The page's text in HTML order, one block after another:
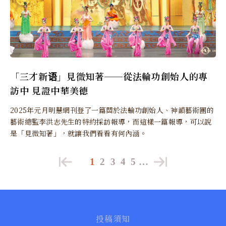
「三才新语」見微知著──從法輪功創始人的專
訪中 見證中華美德
2025年元月明慧網刊登了一篇關於法輪功創始人、神韻藝術團的
藝術總監李洪志先生的特約採訪報導，而這樣一篇報導，可以說
是「見微知著」，就讓我們看看有何內涵。
1 2 3 4 5 …
投稿須知